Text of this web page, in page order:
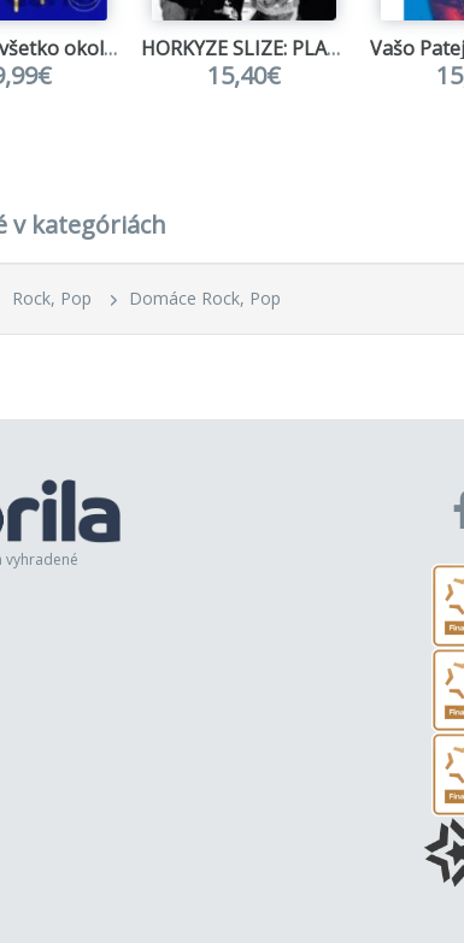
Para: Pre všetko okolo nás LP HORKYZE SLIZE: PLATINUM COLLECTION ( 3-CD)
15,40€
v kategóriách
Rock, Pop Domáce Rock, Pop
vyhradené